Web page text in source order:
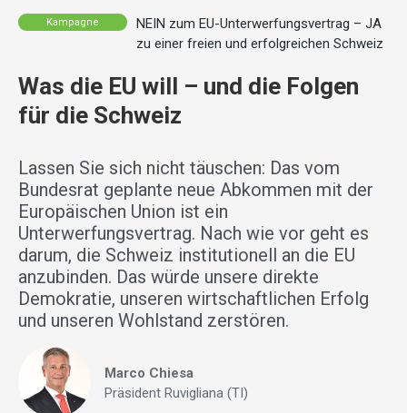
Kampagne
NEIN zum EU-Unterwerfungsvertrag – JA
zu einer freien und erfolgreichen Schweiz
Was die EU will – und die Folgen
für die Schweiz
Lassen Sie sich nicht täuschen: Das vom
Bundesrat geplante neue Abkommen mit der
Europäischen Union ist ein
Unterwerfungsvertrag. Nach wie vor geht es
darum, die Schweiz institutionell an die EU
anzubinden. Das würde unsere direkte
Demokratie, unseren wirtschaftlichen Erfolg
und unseren Wohlstand zerstören.
Marco Chiesa
Präsident Ruvigliana (TI)